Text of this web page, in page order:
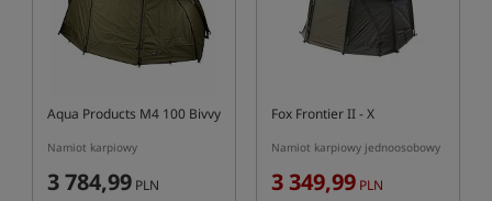
Aqua Products M4 100 Bivvy
Namiot karpiowy
3 784,99 PLN
Fox Frontier II - X
Namiot karpiowy jednoosobowy
3 349,99 PLN